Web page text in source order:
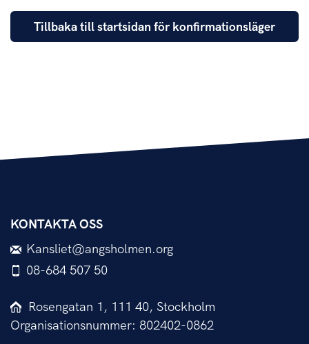
Tillbaka till startsidan för konfirmationsläger
KONTAKTA OSS
Kansliet@angsholmen.org
08-684 507 50
Rosengatan 1, 111 40, Stockholm
Organisationsnummer: 802402-0862